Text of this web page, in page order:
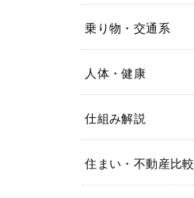
乗り物・交通系
人体・健康
仕組み解説
住まい・不動産比較